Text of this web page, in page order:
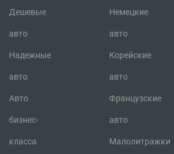
Дешевые
авто
Надежные
авто
Авто
бизнес-
класса
Немецкие
авто
Корейские
авто
Французские
авто
Малолитражки